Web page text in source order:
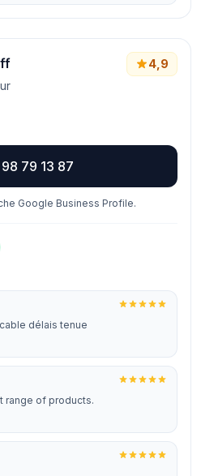
4,9
79 13 87
Google Business Profile.
délais tenue
range of products.